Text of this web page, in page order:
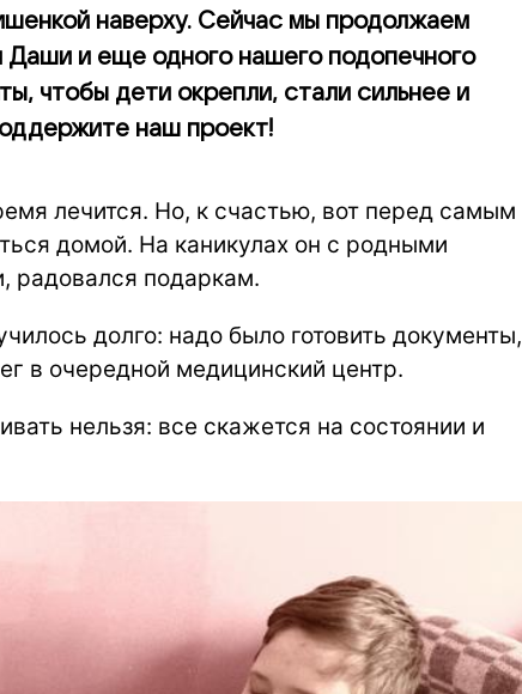
наверху. Сейчас мы продолжаем
Даши и еще одного нашего подопечного
чтобы дети окрепли, стали сильнее и
наш проект!
лечится. Но, к счастью, вот перед самым
домой. На каникулах он с родными
радовался подаркам.
долго: надо было готовить документы,
в очередной медицинский центр.
нельзя: все скажется на состоянии и